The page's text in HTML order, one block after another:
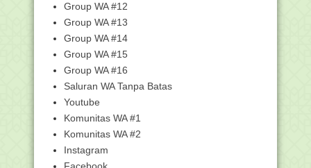
Layanan Pendaftaran Keberadaan
Pesantren Sudah Dibuka
Aplikasi Quran Kemenag In Word versi
Terbaru Hadir...
"Waktu Shalat Jum'at dan Amalan
Sunnah sebelum Sha...
"Pernikahan Nabi Muhammad Saw." -
Materi SKI MI
Ini Fitur Barunya
Konglomerat Tambang Batu Bara di
Group WA #12
Group WA #13
Group WA #14
Group WA #15
Group WA #16
Saluran WA Tanpa Batas
Youtube
Komunitas WA #1
Komunitas WA #2
Instagram